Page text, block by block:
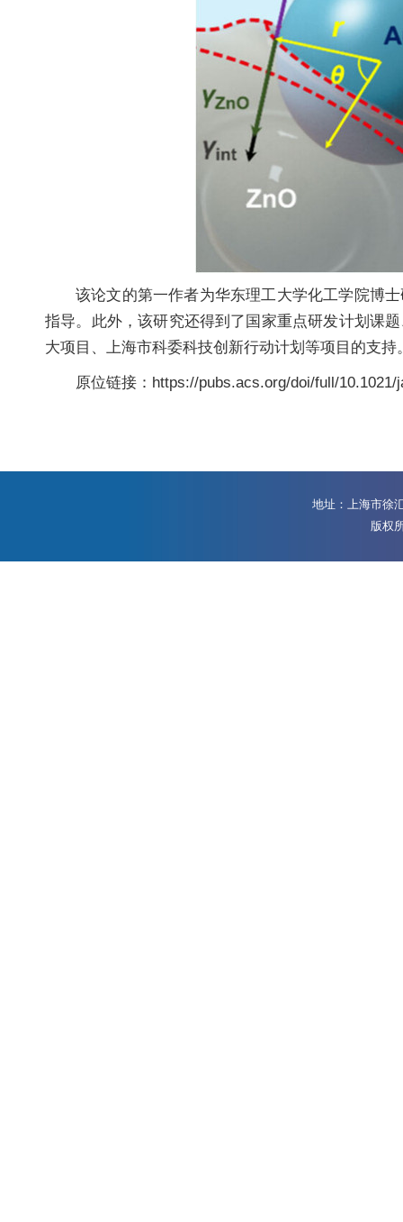
该论文的第一作者为华东理工大学化工学院博
指导。此外，该研究还得到了国家重点研发计划课
大项目、上海市科委科技创新行动计划等项目的支持
原位链接：https://pubs.acs.org/doi/full/10.1021/
地址：上海市徐
版权